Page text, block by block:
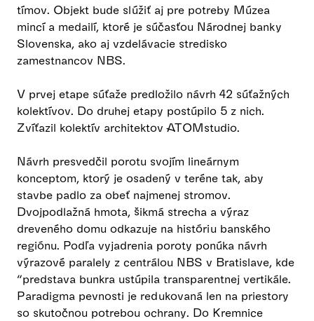
tímov. Objekt bude slúžiť aj pre potreby Múzea
mincí a medailí, ktoré je súčasťou Národnej banky
Slovenska, ako aj vzdelávacie stredisko
zamestnancov NBS.
V prvej etape súťaže predložilo návrh 42 súťažných
kolektívov. Do druhej etapy postúpilo 5 z nich.
Zvíťazil kolektív architektov ATOMstudio.
Návrh presvedčil porotu svojím lineárnym
konceptom, ktorý je osadený v teréne tak, aby
stavbe padlo za obeť najmenej stromov.
Dvojpodlažná hmota, šikmá strecha a výraz
dreveného domu odkazuje na históriu banského
regiónu. Podľa vyjadrenia poroty ponúka návrh
výrazové paralely z centrálou NBS v Bratislave, kde
“predstava bunkra ustúpila transparentnej vertikále.
Paradigma pevnosti je redukovaná len na priestory
so skutočnou potrebou ochrany. Do Kremnice